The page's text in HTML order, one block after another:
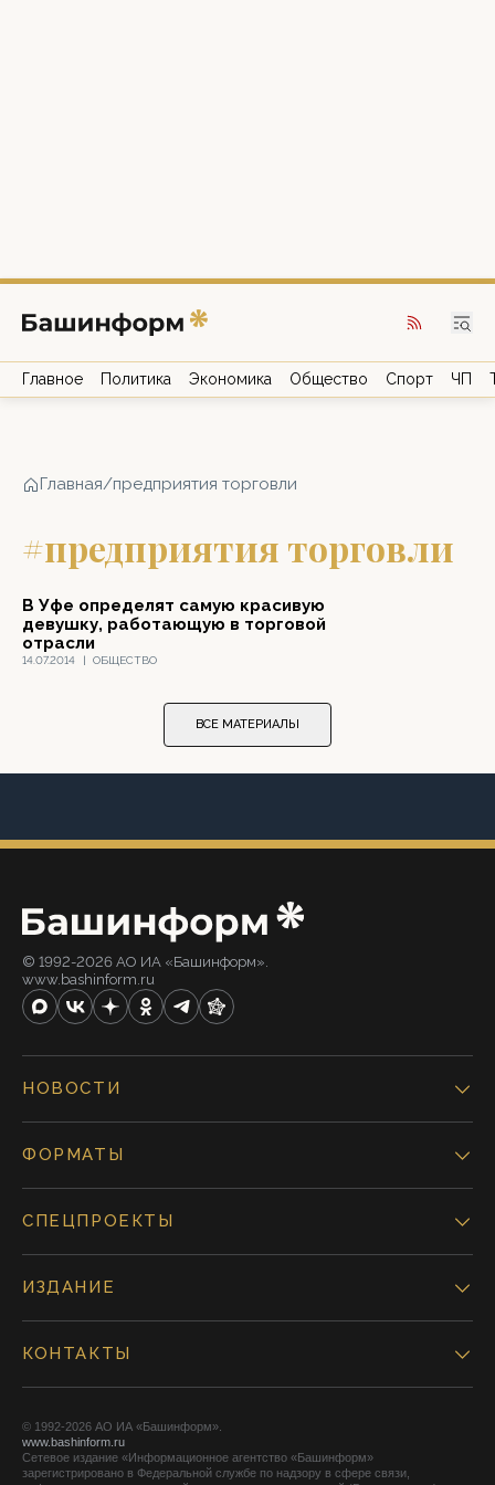
Главное Политика Экономика Общество Спорт ЧП
Главная/предприятия торговли
#предприятия торговли
14.07.2014 | ОБЩЕСТВО
В Уфе определят самую красивую
девушку, работающую в торговой
отрасли
ВСЕ МАТЕРИАЛЫ
© 1992-2026 АО ИА «Башинформ».
www.bashinform.ru
НОВОСТИ
ФОРМАТЫ
СПЕЦПРОЕКТЫ
ИЗДАНИЕ
КОНТАКТЫ
© 1992-2026 АО ИА «Башинформ».
www.bashinform.ru
Сетевое издание «Информационное агентство «Башинформ»
зарегистрировано в Федеральной службе по надзору в сфере связи,